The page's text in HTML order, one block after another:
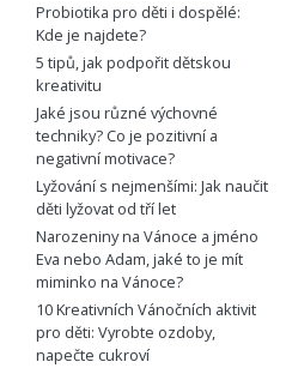
Probiotika pro děti i dospělé:
Kde je najdete?
5 tipů, jak podpořit dětskou
kreativitu
Jaké jsou různé výchovné
techniky? Co je pozitivní a
negativní motivace?
Lyžování s nejmenšími: Jak naučit
děti lyžovat od tří let
Narozeniny na Vánoce a jméno
Eva nebo Adam, jaké to je mít
miminko na Vánoce?
10 Kreativních Vánočních aktivit
pro děti: Vyrobte ozdoby,
napečte cukroví